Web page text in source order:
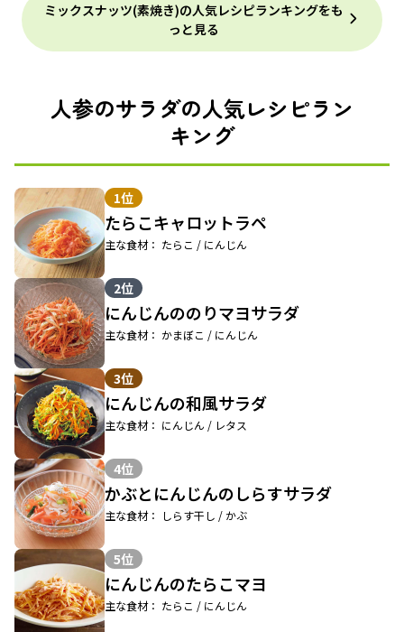
ミックスナッツ(素焼き)の人気レシピランキングをも
っと見る
人参のサラダの人気レシピラン
キング
1位
たらこキャロットラペ
主な食材： たらこ / にんじん
2位
にんじんののりマヨサラダ
主な食材： かまぼこ / にんじん
3位
にんじんの和風サラダ
主な食材： にんじん / レタス
4位
かぶとにんじんのしらすサラダ
主な食材： しらす干し / かぶ
5位
にんじんのたらこマヨ
主な食材： たらこ / にんじん